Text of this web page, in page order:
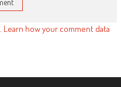
Learn how your comment data